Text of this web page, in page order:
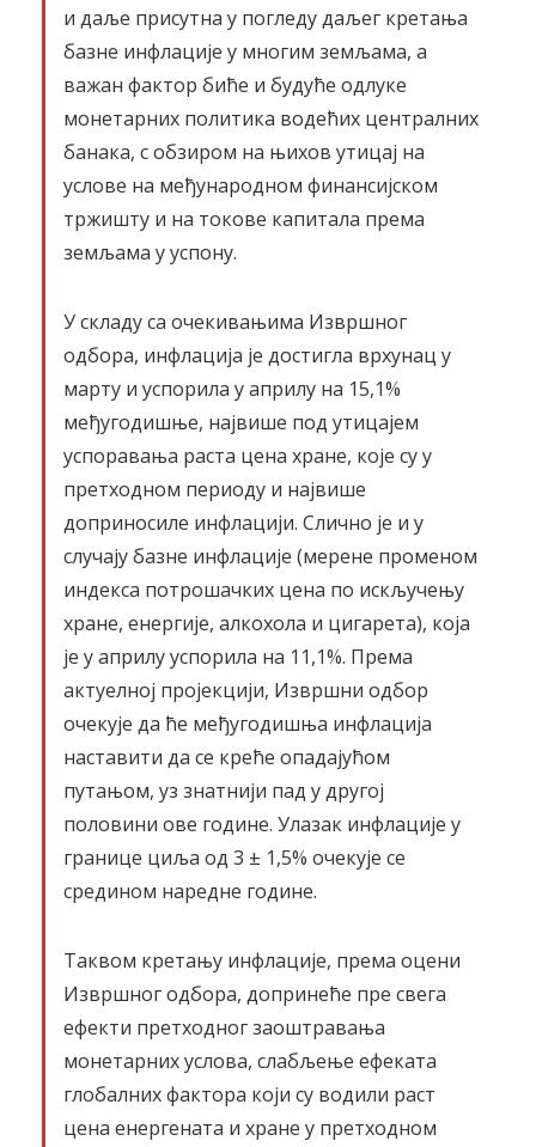
и даље присутна у погледу даљег кретања
базне инфлације у многим земљама, а
важан фактор биће и будуће одлуке
монетарних политика водећих централних
банака, с обзиром на њихов утицај на
услове на међународном финансијском
тржишту и на токове капитала према
земљама у успону.
У складу са очекивањима Извршног
одбора, инфлација је достигла врхунац у
марту и успорила у априлу на 15,1%
међугодишње, највише под утицајем
успоравања раста цена хране, које су у
претходном периоду и највише
доприносиле инфлацији. Слично је и у
случају базне инфлације (мерене променом
индекса потрошачких цена по искључењу
хране, енергије, алкохола и цигарета), која
је у априлу успорила на 11,1%. Према
актуелној пројекцији, Извршни одбор
очекује да ће међугодишња инфлација
наставити да се креће опадајућом
путањoм, уз знатнији пад у другој
половини ове године. Улазак инфлације у
границе циља од 3 ± 1,5% очекује се
средином наредне године.
Таквом кретању инфлације, према оцени
Извршног одбора, допринеће пре свега
ефекти претходног заоштравања
монетарних услова, слабљење ефеката
глобалних фактора који су водили раст
цена енергената и хране у претходном